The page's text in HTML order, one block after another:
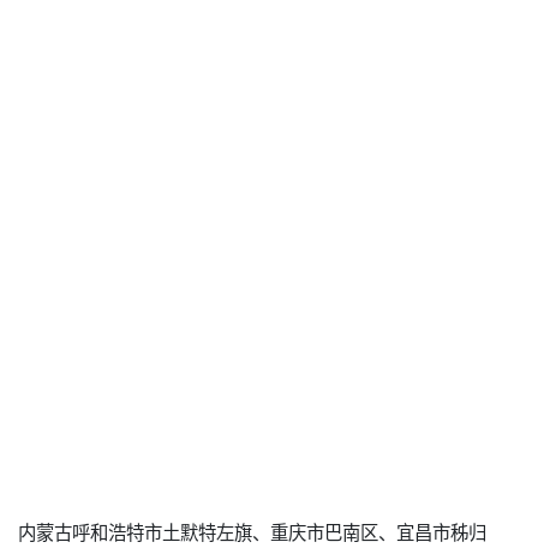
内蒙古呼和浩特市土默特左旗、重庆市巴南区、宜昌市秭归